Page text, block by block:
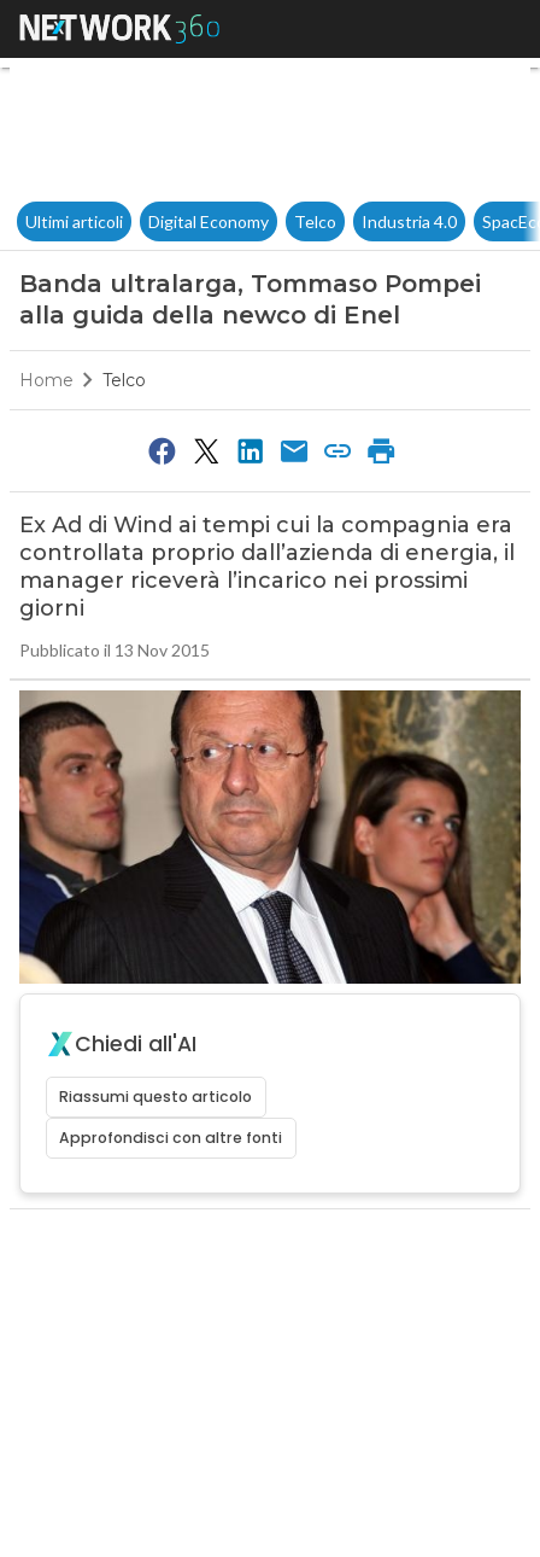
Banda ultralarga, Tommaso
Ultimi articoli Digital Economy Telco Industria 4.0
Banda ultralarga, Tommaso Pompei
alla guida della newco di Enel
Home Telco
Ex Ad di Wind ai tempi cui la compagnia era
controllata proprio dall’azienda di energia, il
manager riceverà l’incarico nei prossimi
giorni
Pubblicato il 13 Nov 2015
Chiedi all'AI
Riassumi questo articolo
Approfondisci con altre fonti